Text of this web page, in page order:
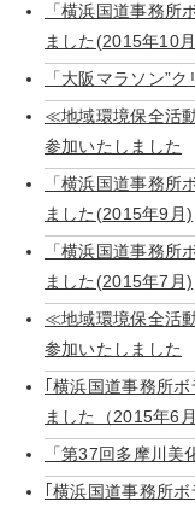
「横浜国道事務所
ました(2015年10
「大阪マラソン”
≪地域環境保全活
参加いたしました
「横浜国道事務所
ました(2015年9月)
「横浜国道事務所
ました(2015年7月)
≪地域環境保全活
参加いたしました
｢横浜国道事務所
ました（2015年6月
「第37回多摩川美
｢横浜国道事務所